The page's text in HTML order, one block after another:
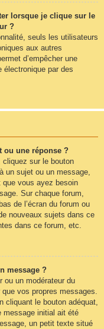
lorsque je clique sur le
?
seuls les utilisateurs
aux autres
d’empêcher une
par des
ou une réponse ?
cliquez sur le bouton
un sujet ou un message,
que vous ayez besoin
Sur chaque forum,
de l’écran du forum ou
nouveaux sujets dans ce
dans ce forum, etc.
message ?
ou un modérateur du
vos propres messages.
cliquant le bouton adéquat,
message initial ait été
un petit texte situé